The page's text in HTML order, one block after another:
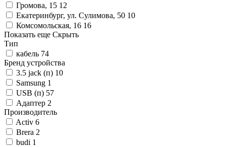
Громова, 15 12
Екатеринбург, ул. Сулимова, 50 10
Комсомольская, 16 16
Показать еще Скрыть
Тип
кабель 74
Бренд устройства
3.5 jack (п) 10
Samsung 1
USB (п) 57
Адаптер 2
Производитель
Activ 6
Brera 2
budi 1